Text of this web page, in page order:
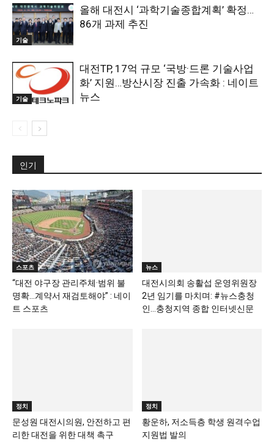
기술
올해 대전시 ‘과학기술종합계획’ 확정…
86개 과제 추진
기술
대전TP, 17억 규모 ‘국방·드론 기술사업
화’ 지원…방산시장 진출 가속화 : 네이트
뉴스
인기
스포츠
“대전 야구장 관리주체·범위 불
명확…계약서 재검토해야” : 네이
트 스포츠
뉴스
대전시의회 송활섭 운영위원장
2년 임기를 마치며: #뉴스충청
인…충청지역 종합 인터넷신문
문성원 대전시의원, 안전하고 편
리한 대전을 위한 대책 촉구
정치
황운하, 저소득층 학생 원격수업
지원법 발의